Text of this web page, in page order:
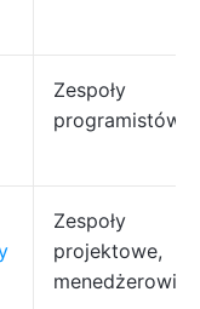
Zespoły
programistów
Zespoły
projektowe,
menedżerowie